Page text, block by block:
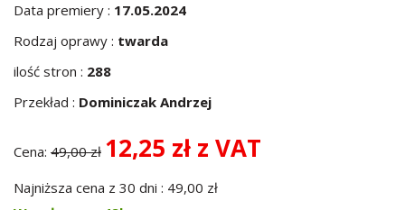
Data premiery : 17.05.2024
Rodzaj oprawy : twarda
ilość stron : 288
Przekład : Dominiczak Andrzej
Cena: 49,00 zł 12,25 zł z VAT
Najniższa cena z 30 dni : 49,00 zł